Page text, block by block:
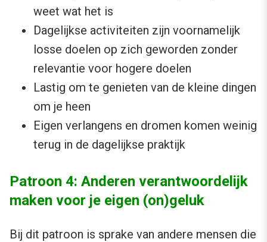
weet wat het is
Dagelijkse activiteiten zijn voornamelijk
losse doelen op zich geworden zonder
relevantie voor hogere doelen
Lastig om te genieten van de kleine dingen
om je heen
Eigen verlangens en dromen komen weinig
terug in de dagelijkse praktijk
Patroon 4: Anderen verantwoordelijk
maken voor je eigen (on)geluk
Bij dit patroon is sprake van andere mensen die